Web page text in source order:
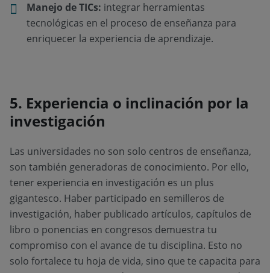
Manejo de TICs: integrar herramientas
tecnológicas en el proceso de enseñanza para
enriquecer la experiencia de aprendizaje.
5. Experiencia o inclinación por la
investigación
Las universidades no son solo centros de enseñanza,
son también generadoras de conocimiento. Por ello,
tener experiencia en investigación es un plus
gigantesco. Haber participado en semilleros de
investigación, haber publicado artículos, capítulos de
libro o ponencias en congresos demuestra tu
compromiso con el avance de tu disciplina. Esto no
solo fortalece tu hoja de vida, sino que te capacita para